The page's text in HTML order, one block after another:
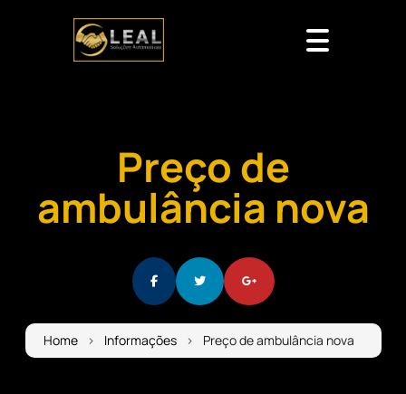
Preço de
ambulância nova
Home Informações Preço de ambulância nova